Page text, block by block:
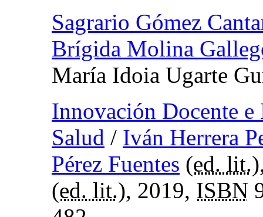
Sagrario Gómez
Brígida Molina
María Idoia Ugarte
Innovación Docente
Salud / Iván Herrera
Pérez Fuentes (ed. lit.
(ed. lit.), 2019, ISBN